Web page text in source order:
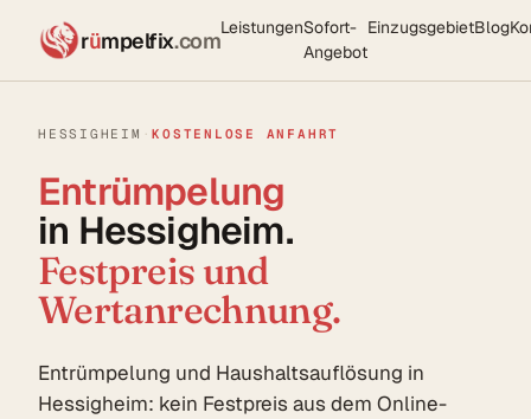
rümpelfix.comLeistungenSofort-
Angebot
EinzugsgebietBlog
HESSIGHEIM ·KOSTENLOSE ANFAHRT
Entrümpelung
in Hessigheim.
Festpreis und
Wertanrechnung.
Entrümpelung und Haushaltsauflösung in
Hessigheim: kein Festpreis aus dem Online-